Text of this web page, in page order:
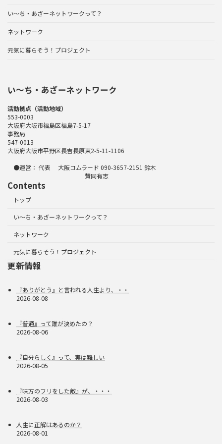
い～ち・あざーネットワークって？
ネットワーク
元気に暮らそう！プロジェクト
い〜ち・あざーネットワーク
活動拠点（活動地域）
553-0003
大阪府大阪市福島区福島7-5-17
事務局
547-0013
大阪府大阪市平野区長吉長原東2-5-11-1106
●運営： 代表 大阪コムラード 090-3657-2151 鈴木
賛同有志
Contents
トップ
い～ち・あざーネットワークって？
ネットワーク
元気に暮らそう！プロジェクト
更新情報
『ありがとう』と言われる人生より、・・
2026-08-08
『普通』って誰が決めたの？
2026-08-06
『自分らしく』って、実は難しい
2026-08-05
『味方のフリをした敵』が、・・・
2026-08-03
人生に正解はあるのか？
2026-08-01